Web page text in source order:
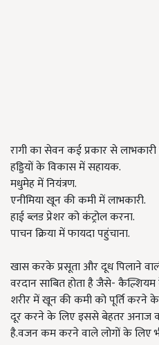
रागी का सेवन कई प्रकार से
हड्डियों के विकास में सहायक.
मधुमेह में नियंत्रण.
एनीमिया खून की कमी में लाभकारी.
हाई ब्लड प्रेशर को कंट्रोल करना.
पाचन क्रिया में फायदा पहुंचाना.
खास करके प्रसूता और दूध पिलाने
वरदान साबित होता है जैसे-
शरीर में खून की कमी को पूर्ति
दूर करने के लिए इससे बेहतर अनाज
है.वजन कम करने वाले लोगों के लिए